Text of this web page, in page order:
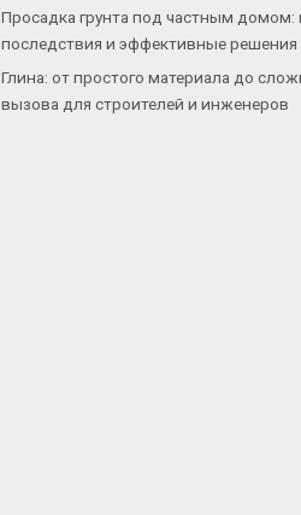
Просадка грунта под частным домом:
последствия и эффективные решения
Глина: от простого материала до
вызова для строителей и инженеров